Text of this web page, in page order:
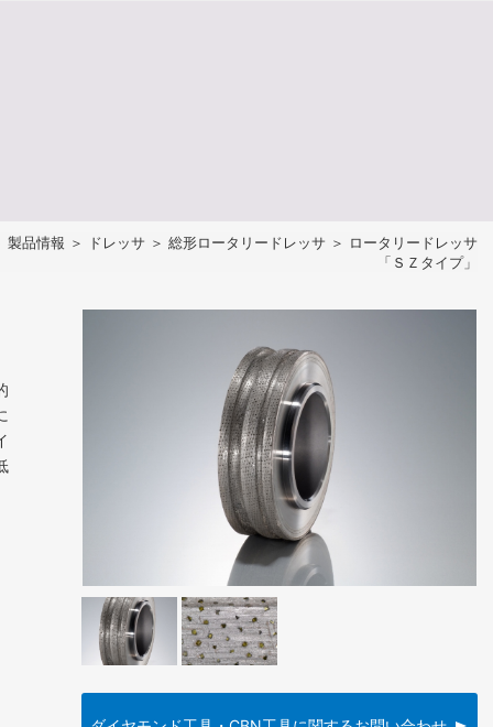
製品情報 ＞ ドレッサ ＞ 総形ロータリードレッサ ＞ ロータリードレッサ
「ＳＺタイプ」